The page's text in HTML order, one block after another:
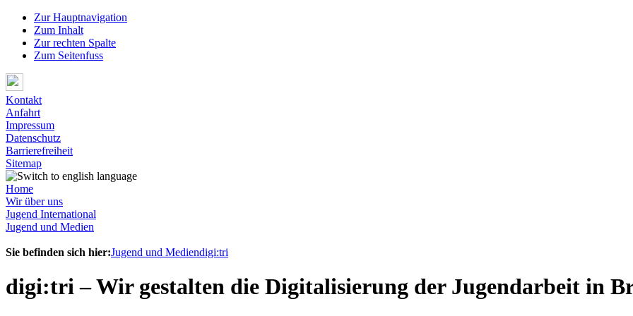
Zur Hauptnavigation
Zum Inhalt
Zur rechten Spalte
Zum Seitenfuss
Kontakt
Anfahrt
Impressum
Datenschutz
Barrierefreiheit
Sitemap
Home
Wir über uns
Jugend International
Jugend und Medien
Sie befinden sich hier:Jugend und Mediendigi:tri
digi:tri – Wir gestalten die Digitalisierung der Jugendarbeit in